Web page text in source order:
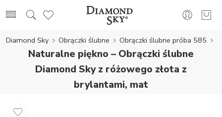
Diamond Sky Obrączki ślubne Obrączki ślubne próba 585
Naturalne piękno – Obrączki ślubne
Diamond Sky z różowego złota z
brylantami, mat